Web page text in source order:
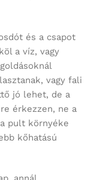
és a csapot
a víz, vagy
vagy fali
jó lehet, de a
érkezzen, ne a
pult környéke
kőhatású